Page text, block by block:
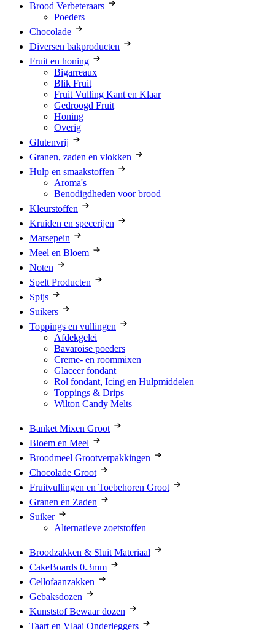
Brood Verbeteraars
Poeders
Chocolade
Diversen bakproducten
Fruit en honing
Bigarreaux
Blik Fruit
Fruit Vulling Kant en Klaar
Gedroogd Fruit
Honing
Overig
Glutenvrij
Granen, zaden en vlokken
Hulp en smaakstoffen
Aroma's
Benodigdheden voor brood
Kleurstoffen
Kruiden en specerijen
Marsepein
Meel en Bloem
Noten
Spelt Producten
Spijs
Suikers
Toppings en vullingen
Afdekgelei
Bavaroise poeders
Creme- en roommixen
Glaceer fondant
Rol fondant, Icing en Hulpmiddelen
Toppings & Drips
Wilton Candy Melts
Banket Mixen Groot
Bloem en Meel
Broodmeel Grootverpakkingen
Chocolade Groot
Fruitvullingen en Toebehoren Groot
Granen en Zaden
Suiker
Alternatieve zoetstoffen
Broodzakken & Sluit Materiaal
CakeBoards 0.3mm
Cellofaanzakken
Gebaksdozen
Kunststof Bewaar dozen
Taart en Vlaai Onderleggers